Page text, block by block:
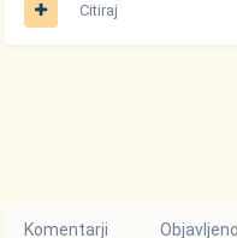
Citiraj
Komentarji Objavljeno